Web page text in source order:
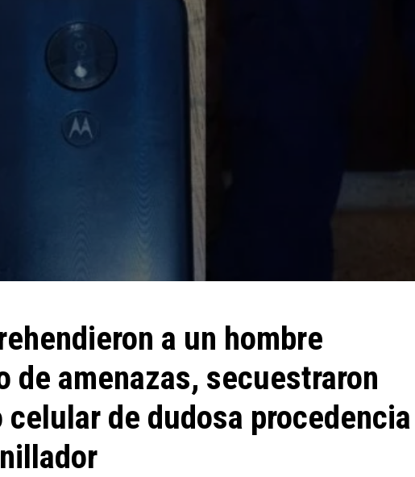
a un hombre
de amenazas, secuestraron
de dudosa procedencia